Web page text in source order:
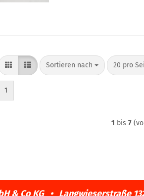
Sortieren nach
Sortieren nach 20 pro
pro Seite
1
1 bis7
& Co KG • Langwieserstraße